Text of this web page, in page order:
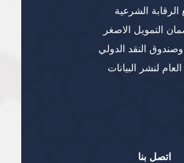
اتصل بنا
الرقابة الشرعية
التمويل الاصغر
النقد الدولي
لنشر البيانات